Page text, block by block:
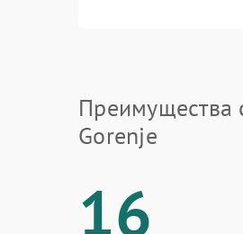
Преимущества
Gorenje
16